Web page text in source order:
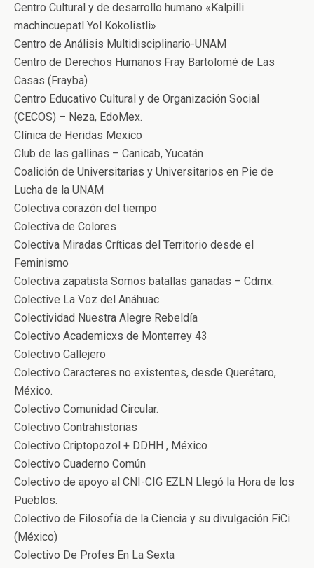
Centro Cultural y de desarrollo humano «Kalpilli
machincuepatl Yol Kokolistli»
Centro de Análisis Multidisciplinario-UNAM
Centro de Derechos Humanos Fray Bartolomé de Las
Casas (Frayba)
Centro Educativo Cultural y de Organización Social
(CECOS) – Neza, EdoMex.
Clínica de Heridas Mexico
Club de las gallinas – Canicab, Yucatán
Coalición de Universitarias y Universitarios en Pie de
Lucha de la UNAM
Colectiva corazón del tiempo
Colectiva de Colores
Colectiva Miradas Críticas del Territorio desde el
Feminismo
Colectiva zapatista Somos batallas ganadas – Cdmx.
Colective La Voz del Anáhuac
Colectividad Nuestra Alegre Rebeldía
Colectivo Academicxs de Monterrey 43
Colectivo Callejero
Colectivo Caracteres no existentes, desde Querétaro,
México.
Colectivo Comunidad Circular.
Colectivo Contrahistorias
Colectivo Criptopozol + DDHH , México
Colectivo Cuaderno Común
Colectivo de apoyo al CNI-CIG EZLN Llegó la Hora de los
Pueblos.
Colectivo de Filosofía de la Ciencia y su divulgación FiCi
(México)
Colectivo De Profes En La Sexta